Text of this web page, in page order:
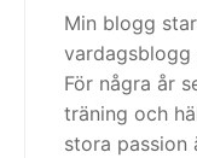
Min blogg
vardagsblogg
För några år
träning och
stora passion